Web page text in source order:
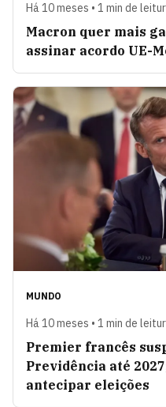
Há 10 meses • 1 min de
Macron quer mais
assinar acordo UE-
MUNDO
Há 10 meses • 1 min de
Premier francês
Previdência até
antecipar eleições